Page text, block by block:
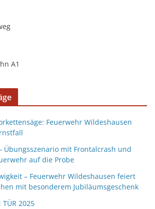
A1
Feuerwehr Wildeshausen
Übungsszenario mit Frontalcrash und
auf die Probe
– Feuerwehr Wildeshausen feiert
mit besonderem Jubiläumsgeschenk
TÜR 2025